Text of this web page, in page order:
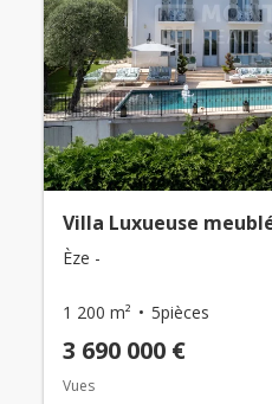
Villa Luxueuse
Èze -
1 200 m² 5pièces
3 690 000 €
Vues